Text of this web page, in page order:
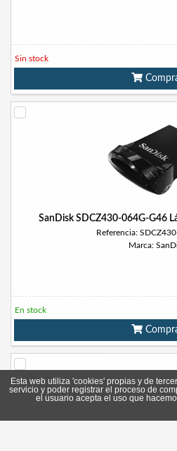
Sin stock
SanDisk SDCZ430-064G-G46
Referencia:
Marca:
En stock
Esta web utiliza 'cookies' propias y de
servicio y poder registrar el proceso de
el usuario acepta el uso que